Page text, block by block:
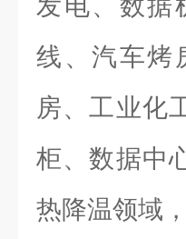
发电、数据
线、汽车烤
房、工业化
柜、数据中
热降温领域